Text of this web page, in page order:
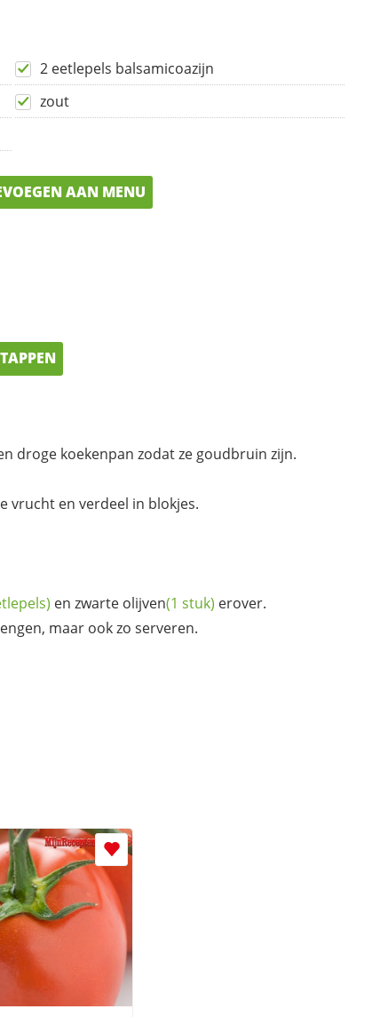
2 eetlepels balsamicoazijn
zout
AAN MENU
droge koekenpan zodat ze goudbruin zijn.
vrucht en verdeel in blokjes.
en zwarte olijven(1 stuk) erover.
maar ook zo serveren.